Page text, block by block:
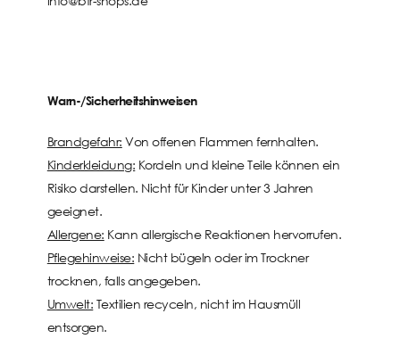
Warn-/Sicherheitshinweisen
Brandgefahr: Von offenen Flammen fernhalten.
Kinderkleidung: Kordeln und kleine Teile können ein
Risiko darstellen. Nicht für Kinder unter 3 Jahren
geeignet.
Allergene: Kann allergische Reaktionen hervorrufen.
Pflegehinweise: Nicht bügeln oder im Trockner
trocknen, falls angegeben.
Umwelt: Textilien recyceln, nicht im Hausmüll
entsorgen.